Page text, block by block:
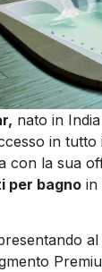
nato in
in tutto
con la sua
per bagno in